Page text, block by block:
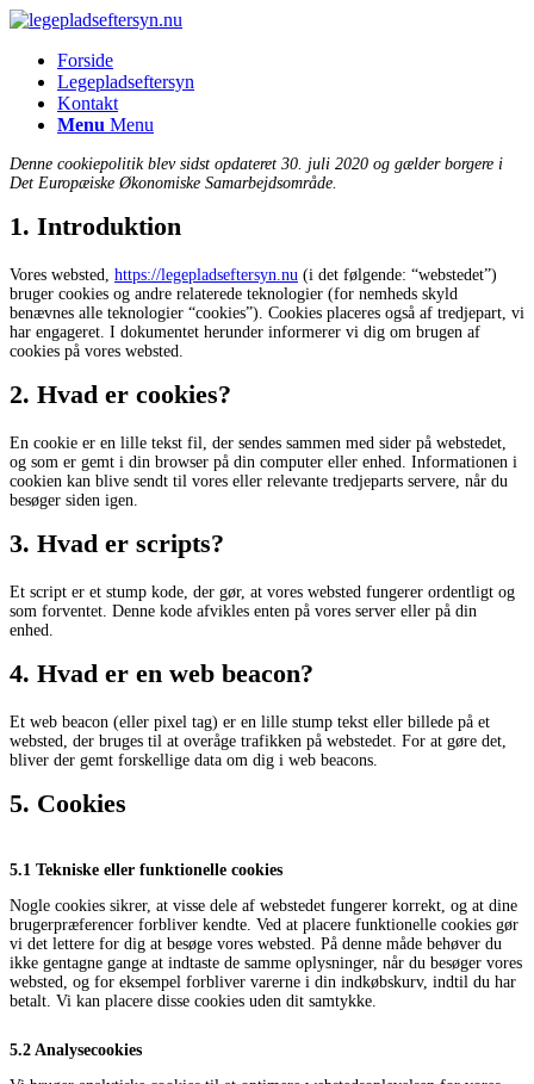
Forside
Legepladseftersyn
Kontakt
Menu Menu
Denne cookiepolitik blev sidst opdateret 30. juli 2020 og gælder borgere i
Det Europæiske Økonomiske Samarbejdsområde.
1. Introduktion
Vores websted, https://legepladseftersyn.nu (i det følgende: “webstedet”)
bruger cookies og andre relaterede teknologier (for nemheds skyld
benævnes alle teknologier “cookies”). Cookies placeres også af tredjepart, vi
har engageret. I dokumentet herunder informerer vi dig om brugen af ​​
cookies på vores websted.
2. Hvad er cookies?
En cookie er en lille tekst fil, der sendes sammen med sider på webstedet,
og som er gemt i din browser på din computer eller enhed. Informationen i
cookien kan blive sendt til vores eller relevante tredjeparts servere, når du
besøger siden igen.
3. Hvad er scripts?
Et script er et stump kode, der gør, at vores websted fungerer ordentligt og
som forventet. Denne kode afvikles enten på vores server eller på din
enhed.
4. Hvad er en web beacon?
Et web beacon (eller pixel tag) er en lille stump tekst eller billede på et
websted, der bruges til at overåge trafikken på webstedet. For at gøre det,
bliver der gemt forskellige data om dig i web beacons.
5. Cookies
5.1 Tekniske eller funktionelle cookies
Nogle cookies sikrer, at visse dele af webstedet fungerer korrekt, og at dine
brugerpræferencer forbliver kendte. Ved at placere funktionelle cookies gør
vi det lettere for dig at besøge vores websted. På denne måde behøver du
ikke gentagne gange at indtaste de samme oplysninger, når du besøger vores
websted, og for eksempel forbliver varerne i din indkøbskurv, indtil du har
betalt. Vi kan placere disse cookies uden dit samtykke.
5.2 Analysecookies